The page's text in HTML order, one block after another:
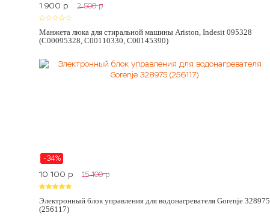
1 900 p 2 500 p
Манжета люка для стиральной машины Ariston, Indesit 095328
(C00095328, C00110330, C00145390)
-34%
10 100 p 15 100 p
Электронный блок управления для водонагревателя Gorenje 328975
(256117)